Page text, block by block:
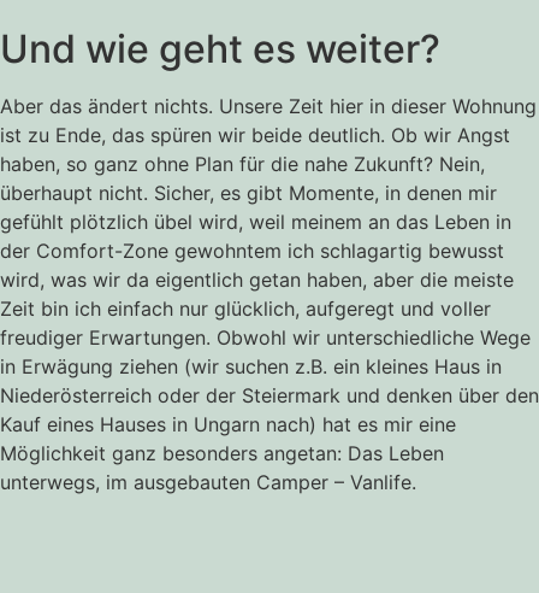
Und wie geht es weiter?
Aber das ändert nichts. Unsere Zeit hier in dieser Wohnung
ist zu Ende, das spüren wir beide deutlich. Ob wir Angst
haben, so ganz ohne Plan für die nahe Zukunft? Nein,
überhaupt nicht. Sicher, es gibt Momente, in denen mir
gefühlt plötzlich übel wird, weil meinem an das Leben in
der Comfort-Zone gewohntem ich schlagartig bewusst
wird, was wir da eigentlich getan haben, aber die meiste
Zeit bin ich einfach nur glücklich, aufgeregt und voller
freudiger Erwartungen. Obwohl wir unterschiedliche Wege
in Erwägung ziehen (wir suchen z.B. ein kleines Haus in
Niederösterreich oder der Steiermark und denken über den
Kauf eines Hauses in Ungarn nach) hat es mir eine
Möglichkeit ganz besonders angetan: Das Leben
unterwegs, im ausgebauten Camper – Vanlife.